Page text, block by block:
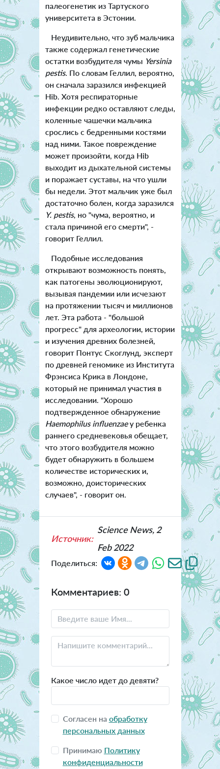
палеогенетик из Тартуского
университета в Эстонии.
Неудивительно, что зуб мальчика
также содержал генетические
остатки возбудителя чумы Yersinia
pestis. По словам Геллил, вероятно,
он сначала заразился инфекцией
Hib. Хотя респираторные
инфекции редко оставляют следы,
коленные чашечки мальчика
срослись с бедренными костями
над ними. Такое повреждение
может произойти, когда Hib
выходит из дыхательной системы
и поражает суставы, на что ушли
бы недели. Этот мальчик уже был
достаточно болен, когда заразился
Y. pestis, но "чума, вероятно, и
стала причиной его смерти", -
говорит Геллил.
Подобные исследования
открывают возможность понять,
как патогены эволюционируют,
вызывая пандемии или исчезают
на протяжении тысяч и миллионов
лет. Эта работа - "большой
прогресс" для археологии, истории
и изучения древних болезней,
говорит Понтус Скоглунд, эксперт
по древней геномике из Института
Фрэнсиса Крика в Лондоне,
который не принимал участия в
исследовании. "Хорошо
подтвержденное обнаружение
Haemophilus influenzaeу ребенка
раннего средневековья обещает,
что этого возбудителя можно
будет обнаружить в большем
количестве исторических и,
возможно, доисторических
случаев", - говорит он.
Источник:
Science News, 2
Feb 2022
Поделиться:
Комментариев: 0
Какое число идет до девяти?
Согласен на обработку
персональных данных
Принимаю Политику
конфиденциальности